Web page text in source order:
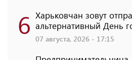
6 Харьковчан зовут
альтернативный День
07 августа, 2026 - 17:15